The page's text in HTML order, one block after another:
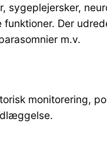
Der
m.v.
monitorering,